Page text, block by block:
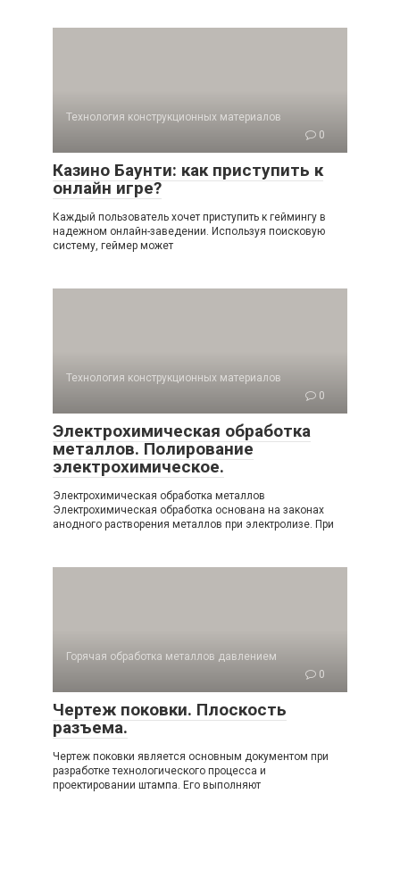
Технология конструкционных материалов
0
Казино Баунти: как приступить к
онлайн игре?
Каждый пользователь хочет приступить к геймингу в
надежном онлайн-заведении. Используя поисковую
систему, геймер может
Технология конструкционных материалов
0
Электрохимическая обработка
металлов. Полирование
электрохимическое.
Электрохимическая обработка металлов
Электрохимическая обработка основана на законах
анодного растворения металлов при электролизе. При
Горячая обработка металлов давлением
0
Чертеж поковки. Плоскость
разъема.
Чертеж поковки является основным документом при
разработке технологического процесса и
проектировании штампа. Его выполняют